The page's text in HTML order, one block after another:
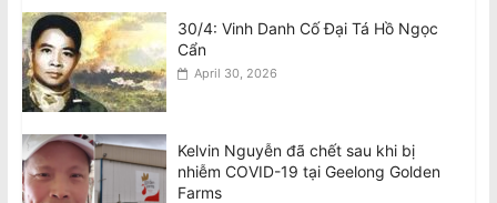
30/4: Vinh Danh Cố Đại Tá Hồ Ngọc
Cẩn
April 30, 2026
Kelvin Nguyễn đã chết sau khi bị
nhiễm COVID-19 tại Geelong Golden
Farms